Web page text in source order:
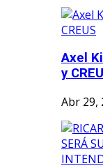
Axel
y
Abr 29,